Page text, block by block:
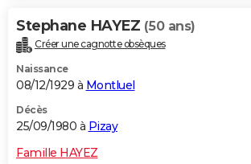
Stephane HAYEZ (50 ans)
Créer une cagnotte obsèques
Naissance
08/12/1929 à Montluel
Décès
25/09/1980 à Pizay
Famille HAYEZ